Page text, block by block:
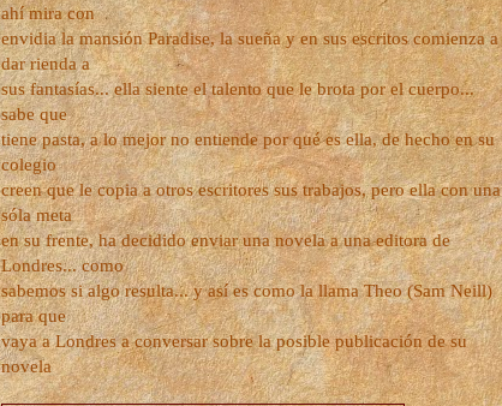
ahí mira con
envidia la mansión Paradise, la sueña y en sus escritos comienza a
dar rienda a
sus fantasías... ella siente el talento que le brota por el cuerpo...
sabe que
tiene pasta, a lo mejor no entiende por qué es ella, de hecho en su
colegio
creen que le copia a otros escritores sus trabajos, pero ella con una
sóla meta
en su frente, ha decidido enviar una novela a una editora de
Londres... como
sabemos si algo resulta... y así es como la llama Theo (Sam Neill)
para que
vaya a Londres a conversar sobre la posible publicación de su
novela